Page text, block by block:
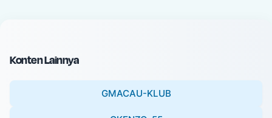
c
e
Konten Lainnya
GMACAU-KLUB